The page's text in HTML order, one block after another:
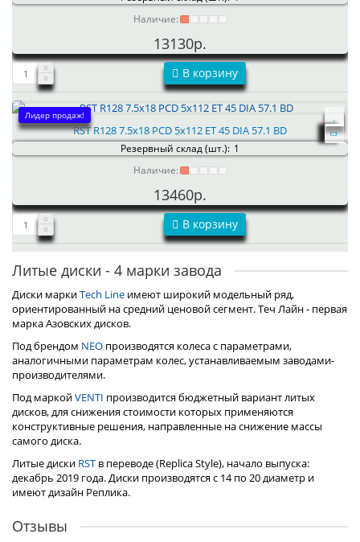
Наличие:
13130р.
В корзину
Лидер продаж!
RST R128 7.5x18 PCD 5x112 ET 45 DIA 57.1 BD
Резервный склад (шт.): 1
Наличие:
13460р.
В корзину
Литые диски - 4 марки завода
Диски маркиTech Line имеют широкий модельный ряд,
ориентированный на средний ценовой сегмент. Теч Лайн - первая
марка Азовских дисков.
Под брендом NEO производятся колеса с параметрами,
аналогичными параметрам колес, устанавливаемым заводами-
производителями.
Под маркойVENTI производится бюджетный вариант литых
дисков, для снижения стоимости которых применяются
конструктивные решения, направленные на снижение массы
самого диска.
Литые диски RST в переводе (Replica Style), начало выпуска:
декабрь 2019 года. Диски производятся с 14 по 20 диаметр и
имеют дизайн Реплика.
Отзывы